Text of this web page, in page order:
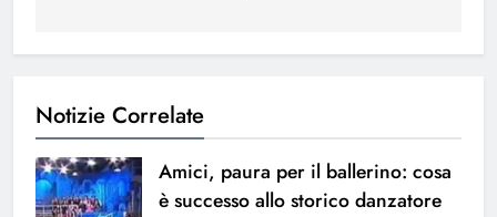
Notizie Correlate
Amici, paura per il ballerino: cosa
è successo allo storico danzatore